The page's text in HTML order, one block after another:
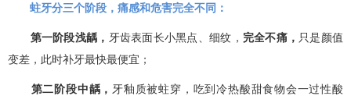
蛀牙分三个阶段，痛感和危害完全不同：
第一阶段浅龋， 牙齿表面长小黑点、细纹， 完全不痛， 只是颜值
变差，此时补牙最快最便宜；
第二阶段中龋， 牙釉质被蛀穿，吃到冷热酸甜食物会一过性酸